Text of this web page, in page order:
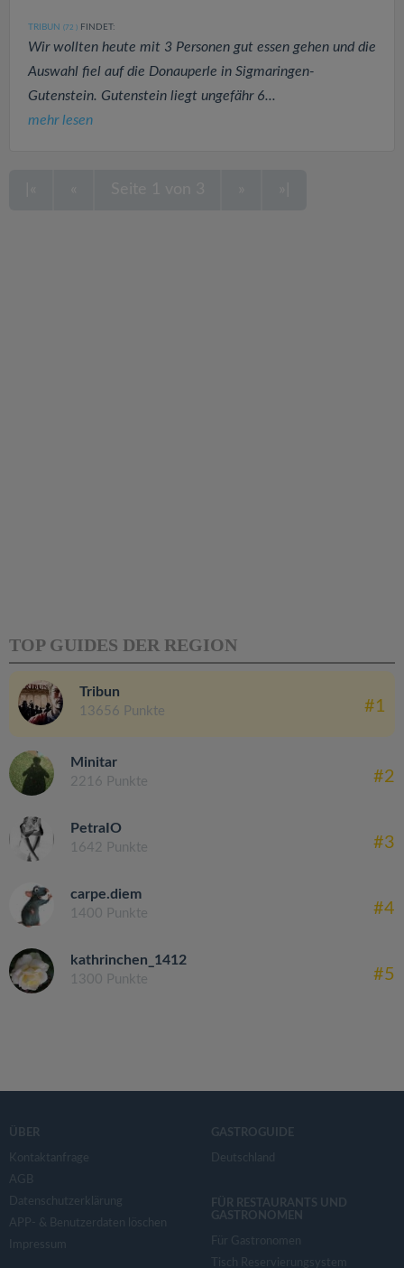
TRIBUN (72 ) FINDET:
Wir wollten heute mit 3 Personen gut essen gehen und die
Auswahl fiel auf die Donauperle in Sigmaringen-
Gutenstein. Gutenstein liegt ungefähr 6...
mehr lesen
TOP GUIDES DER REGION
Tribun
13656 Punkte #1
Minitar
2216 Punkte #2
PetraIO
1642 Punkte #3
carpe.diem
1400 Punkte #4
kathrinchen_1412
1300 Punkte #5
ÜBER
Kontaktanfrage
AGB
Datenschutzerklärung
APP- & Benutzerdaten löschen
Impressum
GASTROGUIDE
Deutschland
FÜR RESTAURANTS UND
GASTRONOMEN
Für Gastronomen
Tisch Reservierungsystem